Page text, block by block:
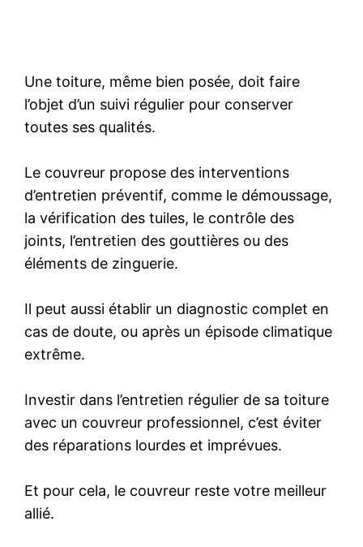
Une toiture, même bien posée, doit faire
l’objet d’un suivi régulier pour conserver
toutes ses qualités.
Le couvreur propose des interventions
d’entretien préventif, comme le démoussage,
la vérification des tuiles, le contrôle des
joints, l’entretien des gouttières ou des
éléments de zinguerie.
Il peut aussi établir un diagnostic complet en
cas de doute, ou après un épisode climatique
extrême.
Investir dans l’entretien régulier de sa toiture
avec un couvreur professionnel, c’est éviter
des réparations lourdes et imprévues.
Et pour cela, le couvreur reste votre meilleur
allié.